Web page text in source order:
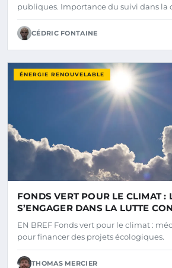
publiques. Importance du suivi dans la
CÉDRIC FONTAINE
ÉNERGIE RENOUVELABLE
FONDS VERT POUR LE CLIMAT :
S’ENGAGER DANS LA LUTTE
CHANGEMENT CLIMATIQUE
EN BREF Fonds vert pour le climat :
pour financer des projets écologiques.
THOMAS MERCIER